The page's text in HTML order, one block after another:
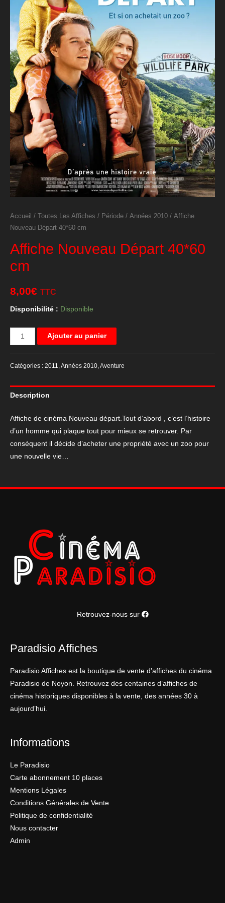
Accueil / Toutes Les Affiches / Période / Années 2010 / Affiche
Nouveau Départ 40*60 cm
Affiche Nouveau Départ 40*60
cm
8,00€ TTC
Disponibilité : Disponible
quantité
de
Nouveau
Départ
40*60
Ajouter au panier
Catégories : 2011,Années 2010,Aventure
Description
Affiche de cinéma Nouveau départ.Tout d’abord , c’est l’histoire
d’un homme qui plaque tout pour mieux se retrouver. Par
conséquent il décide d’acheter une propriété avec un zoo pour
une nouvelle vie…
Retrouvez-nous sur
Paradisio Affiches
Paradisio Affiches est la boutique de vente d’affiches du cinéma
Paradisio de Noyon. Retrouvez des centaines d’affiches de
cinéma historiques disponibles à la vente, des années 30 à
aujourd’hui.
Informations
Le Paradisio
Carte abonnement 10 places
Mentions Légales
Conditions Générales de Vente
Politique de confidentialité
Nous contacter
Admin